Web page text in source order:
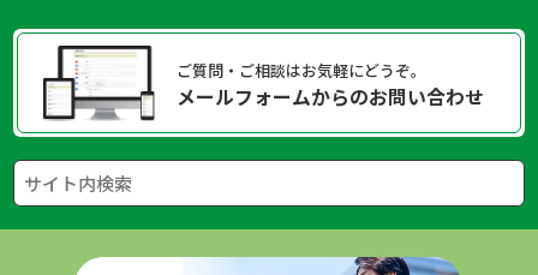
ご質問・ご相談はお気軽にどうぞ。
メールフォームからのお問い合わせ